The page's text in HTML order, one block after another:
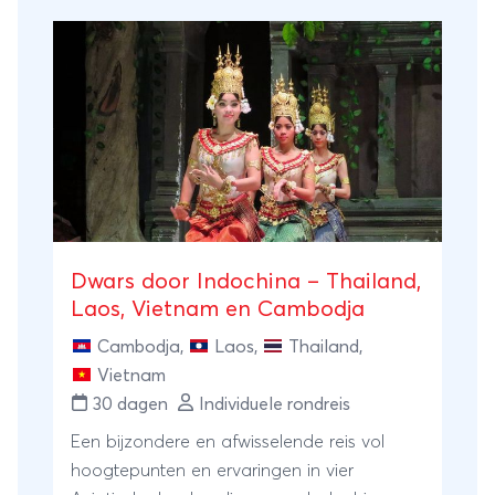
Dwars door Indochina – Thailand,
Laos, Vietnam en Cambodja
Cambodja, Laos, Thailand,
Vietnam
30 dagen
Individuele rondreis
Een bijzondere en afwisselende reis vol
hoogtepunten en ervaringen in vier